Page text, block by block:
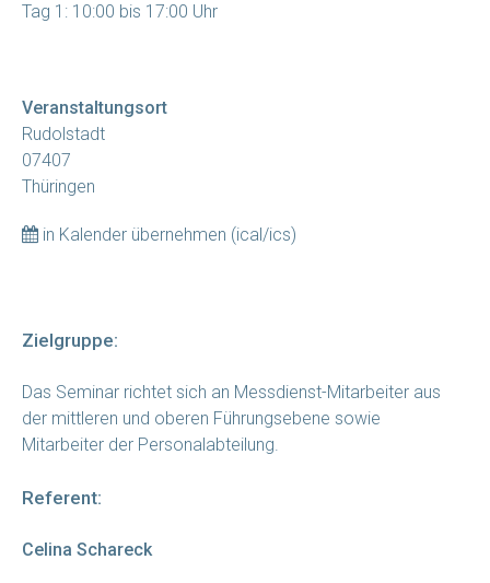
Tag 1: 10:00 bis 17:00 Uhr
Veranstaltungsort
Rudolstadt
07407
Thüringen
in Kalender übernehmen (ical/ics)
Zielgruppe:
Das Seminar richtet sich an Messdienst-Mitarbeiter aus
der mittleren und oberen Führungsebene sowie
Mitarbeiter der Personalabteilung.
Referent:
Celina Schareck